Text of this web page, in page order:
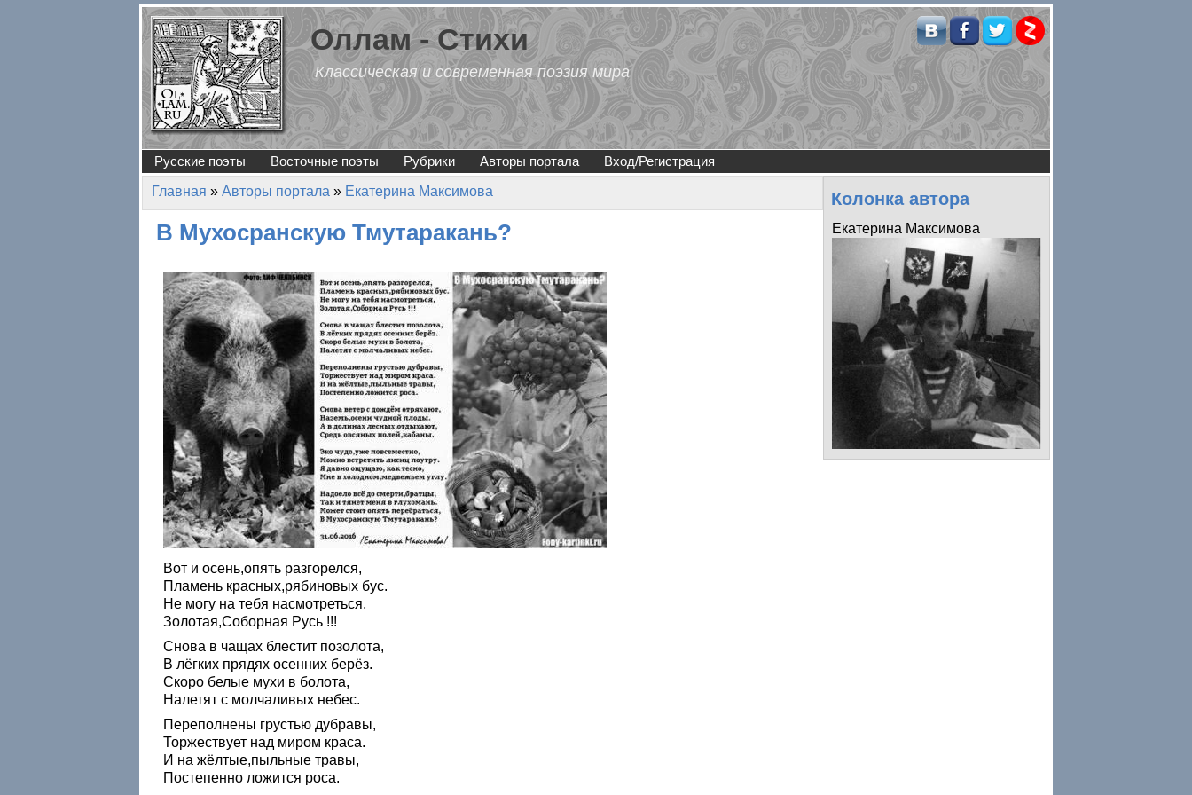
Перейти к основному содержанию
Оллам - Стихи
Классическая и современная поэзия мира
Русские поэты Восточные поэты Рубрики Авторы портала Вход/Регистрация
Вы здесь
Главная » Авторы портала » Екатерина Максимова
В Мухосранскую Тмутаракань?
Вот и осень,опять разгорелся,
Пламень красных,рябиновых бус.
Не могу на тебя насмотреться,
Золотая,Соборная Русь !!!
Снова в чащах блестит позолота,
В лёгких прядях осенних берёз.
Скоро белые мухи в болота,
Налетят с молчаливых небес.
Переполнены грустью дубравы,
Торжествует над миром краса.
И на жёлтые,пыльные травы,
Постепенно ложится роса.
Колонка автора
Екатерина Максимова